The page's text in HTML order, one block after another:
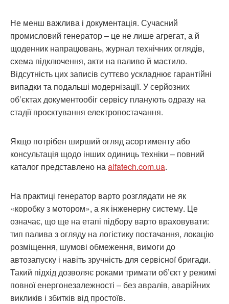
Не менш важлива і документація. Сучасний
промисловий генератор – це не лише агрегат, а й
щоденник напрацювань, журнал технічних оглядів,
схема підключення, акти на паливо й мастило.
Відсутність цих записів суттєво ускладнює гарантійні
випадки та подальші модернізації. У серйозних
об’єктах документообіг сервісу планують одразу на
стадії проєктування електропостачання.
Якщо потрібен ширший огляд асортименту або
консультація щодо інших одиниць техніки – повний
каталог представлено наalfatech.com.ua.
На практиці генератор варто розглядати не як
«коробку з мотором», а як інженерну систему. Це
означає, що ще на етапі підбору варто враховувати:
тип палива з огляду на логістику постачання, локацію
розміщення, шумові обмеження, вимоги до
автозапуску і навіть зручність для сервісної бригади.
Такий підхід дозволяє роками тримати об’єкт у режимі
повної енергонезалежності – без авралів, аварійних
викликів і збитків від простоїв.